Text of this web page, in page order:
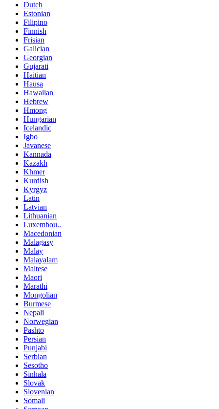
Dutch
Estonian
Filipino
Finnish
Frisian
Galician
Georgian
Gujarati
Haitian
Hausa
Hawaiian
Hebrew
Hmong
Hungarian
Icelandic
Igbo
Javanese
Kannada
Kazakh
Khmer
Kurdish
Kyrgyz
Latin
Latvian
Lithuanian
Luxembou..
Macedonian
Malagasy
Malay
Malayalam
Maltese
Maori
Marathi
Mongolian
Burmese
Nepali
Norwegian
Pashto
Persian
Punjabi
Serbian
Sesotho
Sinhala
Slovak
Slovenian
Somali